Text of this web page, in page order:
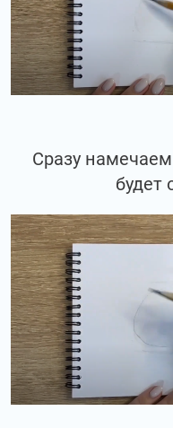
Сразу
будет